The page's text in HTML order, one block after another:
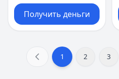
Получить деньги
1 2 3